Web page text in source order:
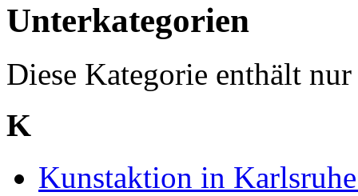
Unterkategorien
Diese Kategorie enthält
K
Kunstaktion in